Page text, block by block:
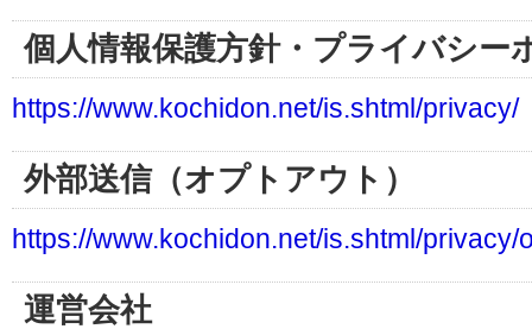
個人情報保護方針・プライバシー
https://www.kochidon.net/is.shtml/privacy/
外部送信（オプトアウト）
https://www.kochidon.net/is.shtml/privacy/
運営会社